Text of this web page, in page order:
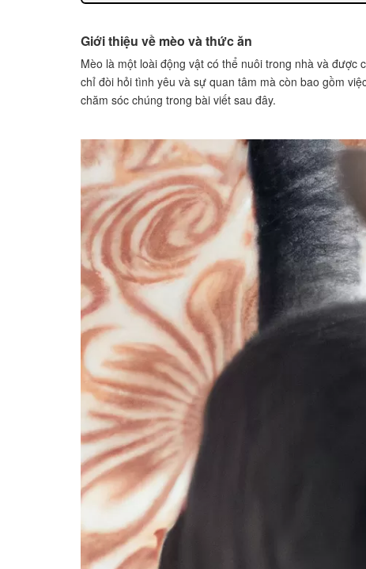
Giới thiệu về mèo và thức ăn
Mèo là một loài động vật có thể nuôi trong nhà và
chỉ đòi hỏi tình yêu và sự quan tâm mà còn bao gồm
chăm sóc chúng trong bài viết sau đây.